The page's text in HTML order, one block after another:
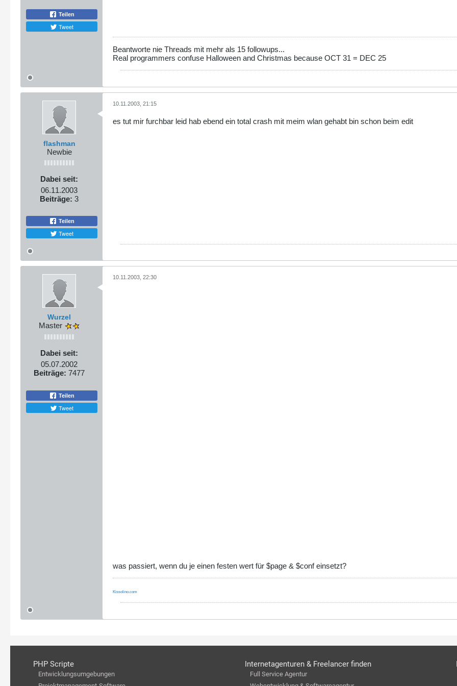
echo " (" . round($total/1024,1) . "kb)";
echo "<br/><a href=\"../index.php\">Home</a>";
}
closedir($dp);
Teilen
Tweet
Beantworte nie Threads mit mehr als 15 followups...
Real programmers confuse Halloween and Christmas because OCT 31 = DEC 25
flashman
Newbie
Dabei seit:
06.11.2003
Beiträge: 3
Teilen
Tweet
10.11.2003, 21:15
es tut mir furchbar leid hab ebend ein total crash mit meim wlan gehabt bin schon beim edit
Wurzel
Master
Dabei seit:
05.07.2002
Beiträge: 7477
Teilen
Tweet
10.11.2003, 22:30
was passiert, wenn du je einen festen wert für $page & $conf einsetzt?
Kissolino.com
PHP Scripte
Entwicklungsumgebungen
Internetagenturen & Freelancer finden
Full Service Agentur